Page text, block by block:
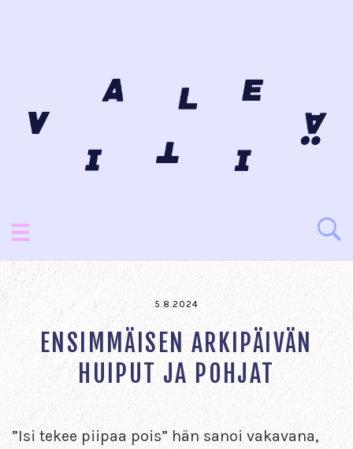
5.8.2024
ENSIMMÄISEN ARKIPÄIVÄN
HUIPUT JA POHJAT
”Isi tekee piipaa pois” hän sanoi vakavana,